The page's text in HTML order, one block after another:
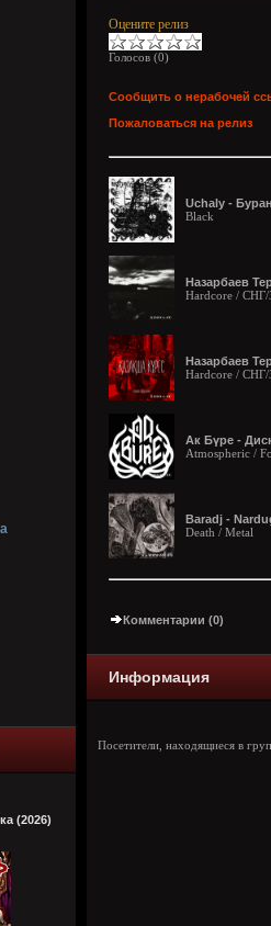
(2026)
Оцените релиз
Голосов (0)
Сообщить о нерабочей
Пожаловаться на релиз
Uchaly -
Black
Назарбаев
Hardcore / СНГ/
Назарбаев
Hardcore / СНГ/
Ак Бүре -
Atmospheric /
Baradj -
Death / Metal
Комментарии (0)
Информация
Посетители, находящиеся в